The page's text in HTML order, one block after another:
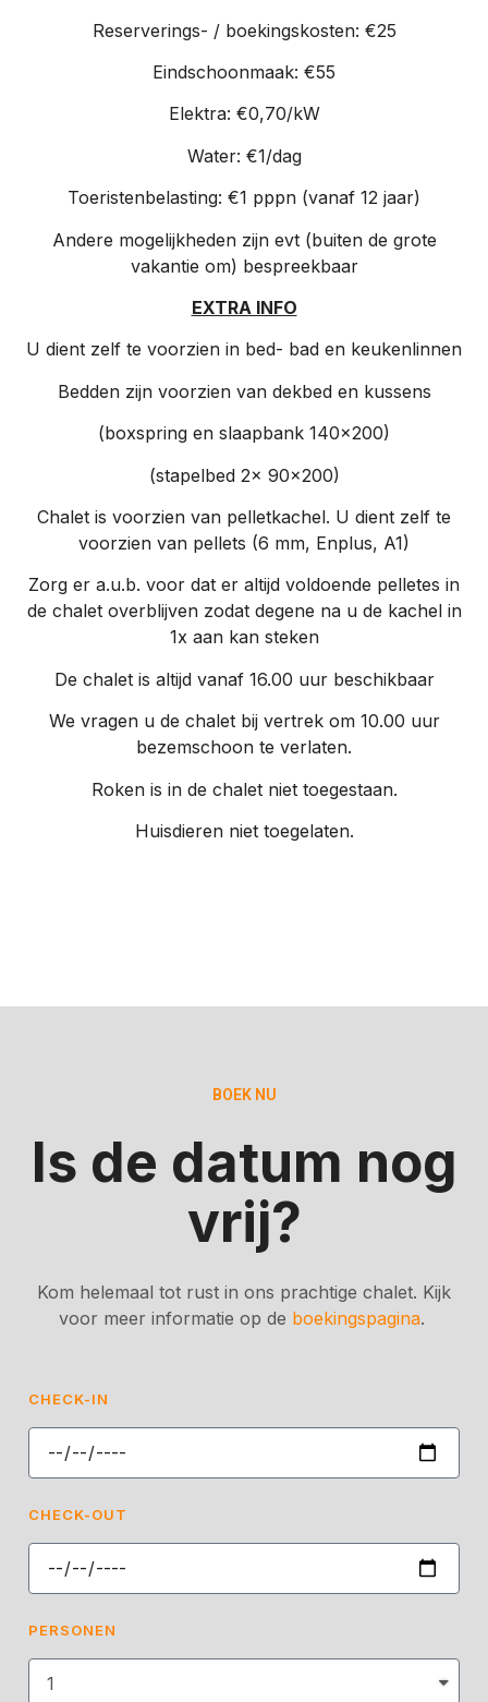
Reserverings- / boekingskosten: €25
Eindschoonmaak: €55
Elektra: €0,70/kW
Water: €1/dag
Toeristenbelasting: €1 pppn (vanaf 12 jaar)
Andere mogelijkheden zijn evt (buiten de grote
vakantie om) bespreekbaar
EXTRA INFO
U dient zelf te voorzien in bed- bad en keukenlinnen
Bedden zijn voorzien van dekbed en kussens
(boxspring en slaapbank 140×200)
(stapelbed 2x 90×200)
Chalet is voorzien van pelletkachel. U dient zelf te
voorzien van pellets (6 mm, Enplus, A1)
Zorg er a.u.b. voor dat er altijd voldoende pelletes in
de chalet overblijven zodat degene na u de kachel in
1x aan kan steken
De chalet is altijd vanaf 16.00 uur beschikbaar
We vragen u de chalet bij vertrek om 10.00 uur
bezemschoon te verlaten.
Roken is in de chalet niet toegestaan.
Huisdieren niet toegelaten.
BOEK NU
Is de datum nog
vrij?
Kom helemaal tot rust in ons prachtige chalet. Kijk
voor meer informatie op de boekingspagina.
CHECK-IN
CHECK-OUT
PERSONEN